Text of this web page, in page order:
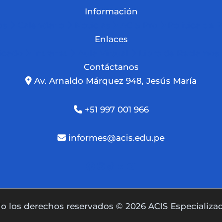
Información
Enlaces
Contáctanos
Av. Arnaldo Márquez 948, Jesús María
+51 997 001 966
informes@acis.edu.pe
los derechos reservados © 2026 ACIS